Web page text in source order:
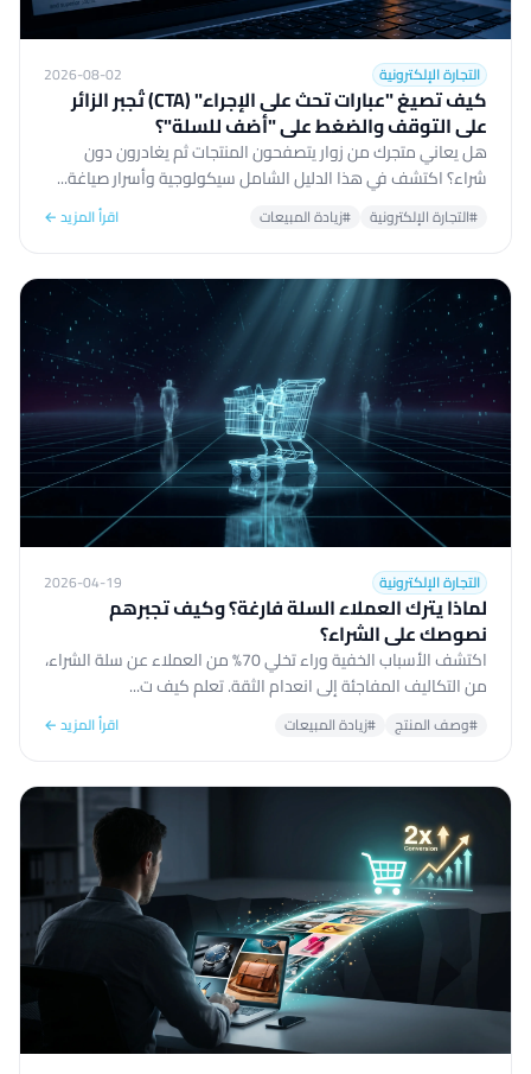
التجارة الإلكترونية 2026-08-02
كيف تصيغ "عبارات تحث على الإجراء" (CTA) تُجبر الزائر
على التوقف والضغط على "أضف للسلة"؟
هل يعاني متجرك من زوار يتصفحون المنتجات ثم يغادرون دون
شراء؟ اكتشف في هذا الدليل الشامل سيكولوجية وأسرار صياغة...
#التجارة الإلكترونية #زيادة المبيعات اقرأ المزيد ←
التجارة الإلكترونية 2026-04-19
لماذا يترك العملاء السلة فارغة؟ وكيف تجبرهم
نصوصك على الشراء؟
اكتشف الأسباب الخفية وراء تخلي 70% من العملاء عن سلة الشراء،
من التكاليف المفاجئة إلى انعدام الثقة. تعلم كيف ت...
#وصف المنتج #زيادة المبيعات اقرأ المزيد ←